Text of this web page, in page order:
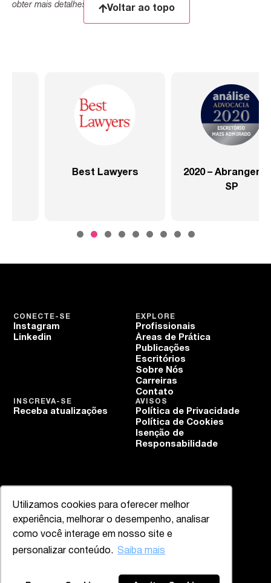
Utilizamos cookies para oferecer melhor
experiência, melhorar o desempenho, analisar
como você interage em nosso site e
personalizar conteúdo. Saiba mais
obter mais detalhes.
Voltar ao topo
2020 – Abrangente –
2020 – Abrangente –
Setor Saúde
EXPLORE
Profissionais
Áreas de Prática
Publicações
Escritórios
Sobre Nós
Carreiras
Contato
CONECTE-SE
Instagram
Linkedin
AVISOS
Política de Privacidade
Política de Cookies
Isenção de
Responsabilidade
INSCREVA-SE
Receba atualizações